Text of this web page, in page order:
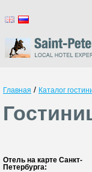
Главная / Каталог
Отель на карте Санкт-
Петербурга: